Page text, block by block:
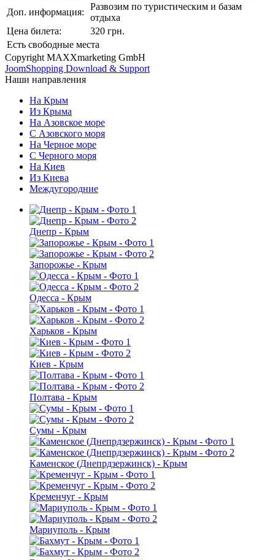
Доп. информация:
Развозим по туристическим и базам
отдыха
Цена билета:
320 грн.
Есть свободные места
Copyright MAXXmarketing GmbH
JoomShopping Download & Support
Наши направления
На Крым
Из Крыма
На Азовское море
С Азовского моря
На Черное море
С Черного моря
На Киев
Из Киева
Междугородние
Днепр - Крым
Запорожье - Крым
Одесса - Крым
Харьков - Крым
Киев - Крым
Полтава - Крым
Сумы - Крым
Каменское (Днепрдзержинск) - Крым
Кременчуг - Крым
Мариуполь - Крым